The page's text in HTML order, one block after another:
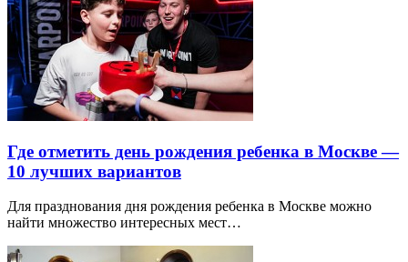
Где отметить день рождения ребенка в Москве —
10 лучших вариантов
Для празднования дня рождения ребенка в Москве можно
найти множество интересных мест…